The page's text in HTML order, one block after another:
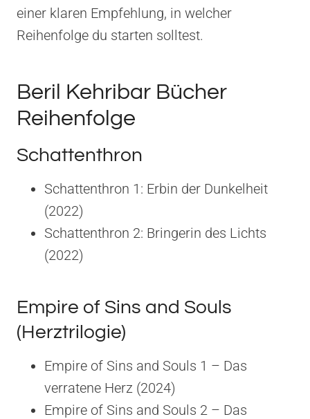
einer klaren Empfehlung, in welcher
Reihenfolge du starten solltest.
Beril Kehribar Bücher
Reihenfolge
Schattenthron
Schattenthron 1: Erbin der Dunkelheit
(2022)
Schattenthron 2: Bringerin des Lichts
(2022)
Empire of Sins and Souls
(Herztrilogie)
Empire of Sins and Souls 1 – Das
verratene Herz (2024)
Empire of Sins and Souls 2 – Das